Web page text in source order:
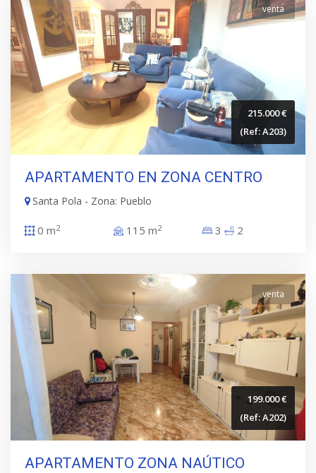
215.000 €
(Ref: A203)
venta
APARTAMENTO EN ZONA CENTRO
Santa Pola - Zona: Pueblo
0 m2 115 m2 3 2
199.000 €
(Ref: A202)
venta
APARTAMENTO ZONA NAÚTICO